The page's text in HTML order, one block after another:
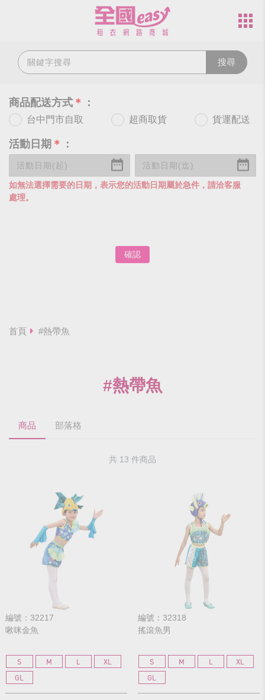
搜尋
商品配送方式 ＊ ：
台中門市自取 超商取貨 貨運配送
活動日期 ＊ ：
如無法選擇需要的日期，表示您的活動日期屬於急件，請洽客服
處理。
確認
首頁 #熱帶魚
#熱帶魚
商品 部落格
共 13 件商品
編號：32217
啾咪金魚
S M L
XL
GL
編號：32318
搖滾魚男
S M L
XL
GL